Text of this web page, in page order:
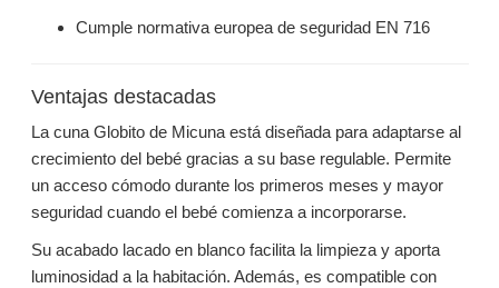
Cumple normativa europea de seguridad EN 716
Ventajas destacadas
La cuna Globito de Micuna está diseñada para adaptarse al
crecimiento del bebé gracias a su base regulable. Permite
un acceso cómodo durante los primeros meses y mayor
seguridad cuando el bebé comienza a incorporarse.
Su acabado lacado en blanco facilita la limpieza y aporta
luminosidad a la habitación. Además, es compatible con